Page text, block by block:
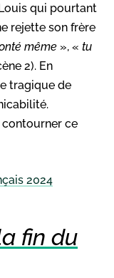
qui pourtant
rejette son frère
même », « tu
2). En
tragique de
ce
2024
fin du